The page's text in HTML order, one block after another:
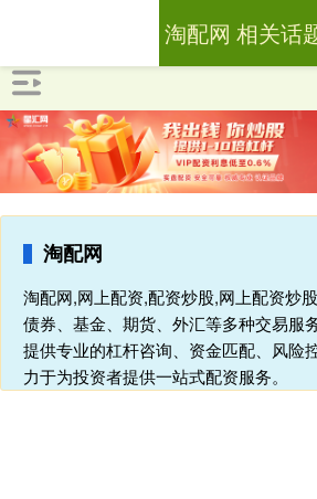
淘配网
淘配网,网上配资,配资炒股,网上配资炒
债券、基金、期货、外汇等多种交易服
提供专业的杠杆咨询、资金匹配、风险
力于为投资者提供一站式配资服务。
淘配网 相关话